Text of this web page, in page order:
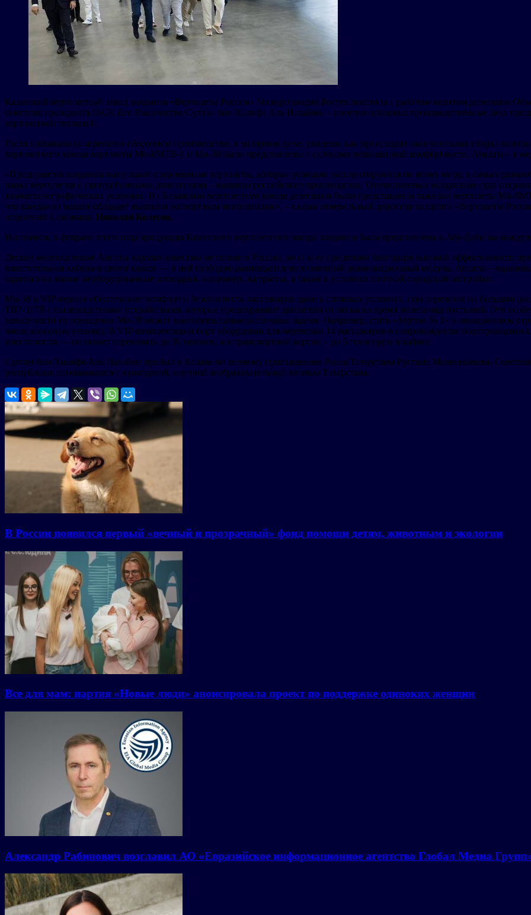
Казанский вертолетный завод холдинга «Вертолеты России» Госкорпорации Ростех посетила с рабочим визитом делегация
советник президента ОАЭ, Его Высочество Султан бин Халифа Аль Нахайян, – посетил основные производственные цеха
вертолетной техникой.
Гости побывали на агрегатно-сборочном производстве, в малярном цехе, увидели, как происходит окончательная сборка
вертолетного завода вертолеты Ми-8МТВ-1 и Ми-38 были представлены с салонами повышенной комфортности, Ансаты – в
«Предприятия холдинга выпускают современные вертолеты, которые успешно эксплуатируются по всему миру, в самых
парка вертолетов с газотурбинными двигателями – машины российского производства. Отечественные воздушные суда
климатогеографических условиях. На Казанском вертолетном заводе делегации были представлены тяжелые вертолеты
что каждая из машин обладает высоким экспортным потенциалом», – сказал генеральный директор холдинга «Вертолеты
отделений Союзмаша Николай Колесов.
Напомним, в феврале этого года продукция Казанского вертолетного завода холдинга была представлена в Абу-Даби на
Легкие многоцелевые Ансаты хорошо известны не только в России, но и за ее пределами благодаря высокой эффективности
вместительная кабина в своем классе — в ней свободно размещается полноценный реанимационный модуль. Ансаты –
садиться на малые необорудованные площадки, например, на трассы, а также в условиях плотной городской застройки.
Ми-38 в VIP-версии обеспечивает комфорт и безопасность пассажиров даже в сложных условиях, при перелетах на большие
ТВ7-117В с пылезащитными устройствами, которые предохраняют двигатели от песка во время полета над пустыней. Это
зависимости от оснащения Ми-38 может выполнять самые различные задачи. Например, стать «бортом № 1» в авиационном
числе колесную технику. В VIP-комплектации борт оборудован для перевозки 14 пассажиров в сопровождении
вместимости — он может перевозить до 30 человек, а в транспортной версии – до 5 тонн груза в кабине.
Султан бин Халифа Аль Нахайян прибыл в Казань по личному приглашению Раиса Татарстана Рустама Минниханова.
республики, познакомился с культурной, научной и образовательной жизнью Татарстана.
В России появился первый «вечный и прозрачный» фонд помощи детям, животным и экологии
Все для мам: партия «Новые люди» анонсировала проект по поддержке одиноких женщин
Александр Рабинович возглавил АО «Евразийское информационное агентство Глобал Медиа